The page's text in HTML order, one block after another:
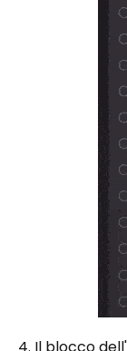
4. Il blocco